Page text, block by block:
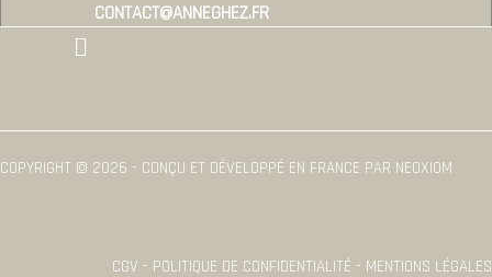
CONTACT@ANNEGHEZ.FR
Menu
COPYRIGHT © 2026 - CONÇU ET DÉVELOPPÉ EN FRANCE PAR NEOXIOM
CGV - POLITIQUE DE CONFIDENTIALITÉ - MENTIONS LÉGALES